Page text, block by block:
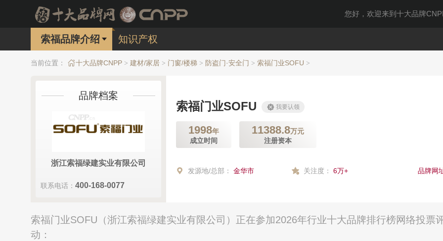
您好，欢迎来到十大品牌
索福品牌介绍 知识产权
当前位置： 十大品牌CNPP > 建材/家居 > 门窗/楼梯 > 防盗门·安全门 > 索福门业SOFU >
品牌档案
浙江索福绿建实业有限公司
联系电话： 400-168-0077
索福门业SOFU 我要认领
1998年
成立时间
11388.8万元
注册资本
发源地/总部： 金华市 关注度： 6万+ 品牌网
索福门业SOFU（浙江索福绿建实业有限公司）正在参加2026年行业十大品牌排行榜网络投票
动：